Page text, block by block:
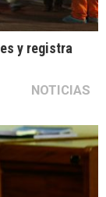
y registra
NOTICIAS